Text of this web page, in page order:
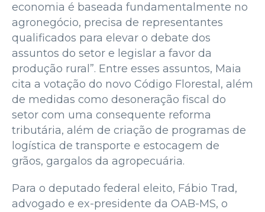
economia é baseada fundamentalmente no
agronegócio, precisa de representantes
qualificados para elevar o debate dos
assuntos do setor e legislar a favor da
produção rural”. Entre esses assuntos, Maia
cita a votação do novo Código Florestal, além
de medidas como desoneração fiscal do
setor com uma consequente reforma
tributária, além de criação de programas de
logística de transporte e estocagem de
grãos, gargalos da agropecuária.
Para o deputado federal eleito, Fábio Trad,
advogado e ex-presidente da OAB-MS, o